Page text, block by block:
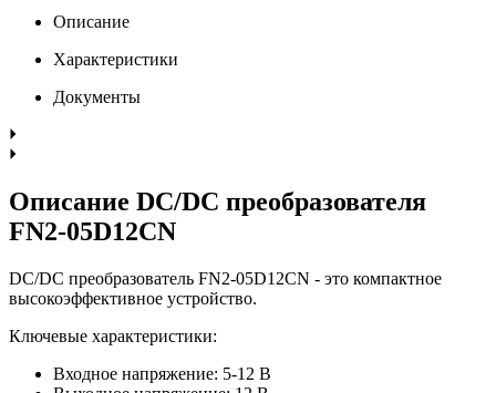
Описание
Характеристики
Документы
Описание DC/DC преобразователя
FN2-05D12CN
DC/DC преобразователь FN2-05D12CN - это компактное
высокоэффективное устройство.
Ключевые характеристики:
Входное напряжение: 5-12 В